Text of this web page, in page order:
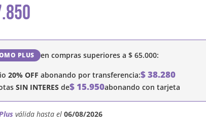
PLUS en compras superiores a $65.000:
20% OFF abonando por transferencia:$38.280
SIN INTERES de$15.950abonando con tarjeta
válida hasta el 06/08/2026